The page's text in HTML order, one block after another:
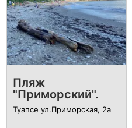
Пляж
"Приморский".
Туапсе ул.​Приморская, 2а